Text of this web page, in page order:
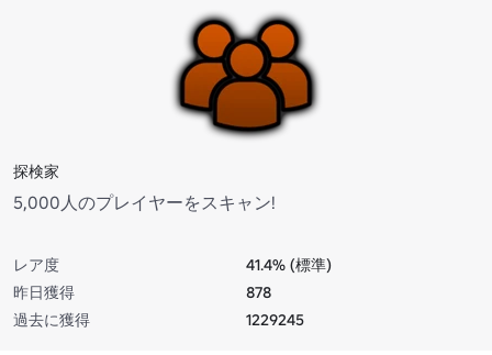
探検家
5,000人のプレイヤーをスキャン!
レア度
41.4% (標準)
昨日獲得
878
過去に獲得
1229245